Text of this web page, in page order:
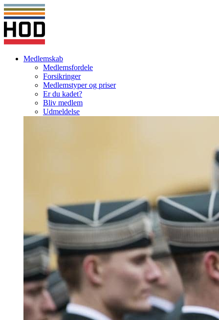
Medlemskab
Medlemsfordele
Forsikringer
Medlemstyper og priser
Er du kadet?
Bliv medlem
Udmeldelse